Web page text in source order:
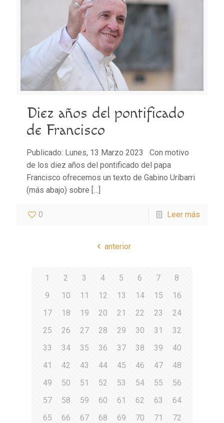
Diez años del pontificado
de Francisco
Publicado: Lunes, 13 Marzo 2023 Con motivo
de los diez años del pontificado del papa
Francisco ofrecemos un texto de Gabino Uríbarri
(más abajo) sobre […]
0 Leer más
anterior
1 2 3 4 5 6 7
8
9
10 11 12 13 14 15
16
17
18 19 20 21 22 23
24
25
26 27 28 29 30 31
32
33
34 35 36 37 38 39
40
41
42 43 44 45 46 47
48
49
50 51 52 53 54 55
56
57
58 59 60 61 62 63
64
65
66 67 68 69 70 71
72